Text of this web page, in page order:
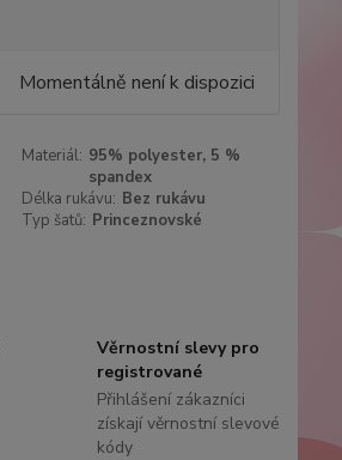
Momentálně není k dispozici
Materiál: 95% polyester, 5 %
spandex
Délka rukávu: Bez rukávu
Typ šatů: Princeznovské
Věrnostní slevy pro
registrované
Přihlášení zákazníci
získají věrnostní slevové
kódy